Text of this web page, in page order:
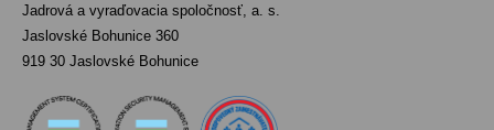
Jadrová a vyraďovacia spoločnosť, a. s.
Jaslovské Bohunice 360
919 30 Jaslovské Bohunice